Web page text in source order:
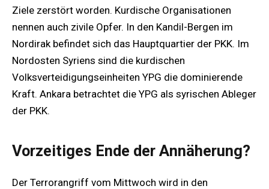
Ziele zerstört worden. Kurdische Organisationen
nennen auch zivile Opfer. In den Kandil-Bergen im
Nordirak befindet sich das Hauptquartier der PKK. Im
Nordosten Syriens sind die kurdischen
Volksverteidigungseinheiten YPG die dominierende
Kraft. Ankara betrachtet die YPG als syrischen Ableger
der PKK.
Vorzeitiges Ende der Annäherung?
Der Terrorangriff vom Mittwoch wird in den